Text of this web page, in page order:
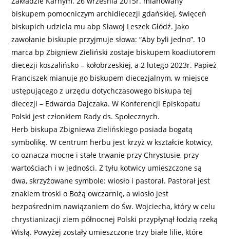
biskupem pomocniczym archidiecezji gdańskiej, święceń
biskupich udziela mu abp Sławoj Leszek Głódź. Jako
zawołanie biskupie przyjmuje słowa: “Aby byli jedno”. 10
marca bp Zbigniew Zieliński zostaje biskupem koadiutorem
diecezji koszalińsko – kołobrzeskiej, a 2 lutego 2023r. Papież
Franciszek mianuje go biskupem diecezjalnym, w miejsce
ustępującego z urzędu dotychczasowego biskupa tej
diecezji – Edwarda Dajczaka. W Konferencji Episkopatu
Polski jest członkiem Rady ds. Społecznych.
Herb biskupa Zbigniewa Zielińskiego posiada bogatą
symbolikę. W centrum herbu jest krzyż w kształcie kotwicy,
co oznacza mocne i stałe trwanie przy Chrystusie, przy
wartościach i w jedności. Z tyłu kotwicy umieszczone są
dwa, skrzyżowane symbole: wiosło i pastorał. Pastorał jest
znakiem troski o Bożą owczarnię, a wiosło jest
bezpośrednim nawiązaniem do Św. Wojciecha, który w celu
chrystianizacji ziem północnej Polski przypłynął łodzią rzeką
Wisłą. Powyżej zostały umieszczone trzy białe lilie, które